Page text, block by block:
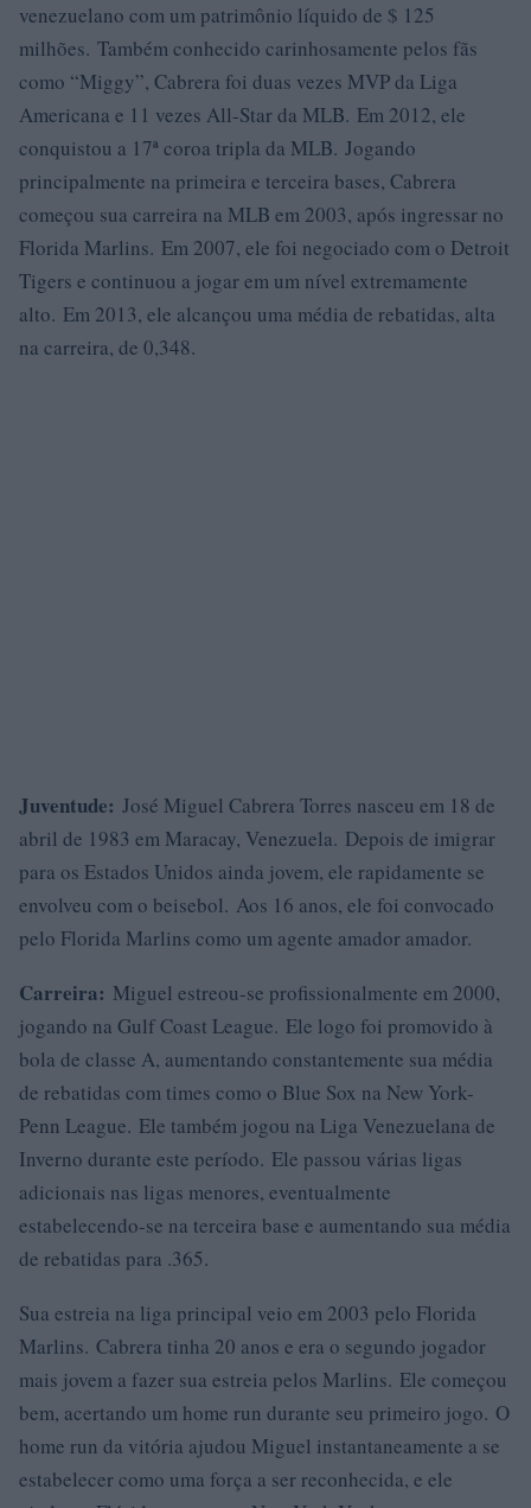
venezuelano com um patrimônio líquido de $ 125
milhões. Também conhecido carinhosamente pelos fãs
como “Miggy”, Cabrera foi duas vezes MVP da Liga
Americana e 11 vezes All-Star da MLB. Em 2012, ele
conquistou a 17ª coroa tripla da MLB. Jogando
principalmente na primeira e terceira bases, Cabrera
começou sua carreira na MLB em 2003, após ingressar no
Florida Marlins. Em 2007, ele foi negociado com o Detroit
Tigers e continuou a jogar em um nível extremamente
alto. Em 2013, ele alcançou uma média de rebatidas, alta
na carreira, de 0,348.
Juventude: José Miguel Cabrera Torres nasceu em 18 de
abril de 1983 em Maracay, Venezuela. Depois de imigrar
para os Estados Unidos ainda jovem, ele rapidamente se
envolveu com o beisebol. Aos 16 anos, ele foi convocado
pelo Florida Marlins como um agente amador amador.
Carreira: Miguel estreou-se profissionalmente em 2000,
jogando na Gulf Coast League. Ele logo foi promovido à
bola de classe A, aumentando constantemente sua média
de rebatidas com times como o Blue Sox na New York-
Penn League. Ele também jogou na Liga Venezuelana de
Inverno durante este período. Ele passou várias ligas
adicionais nas ligas menores, eventualmente
estabelecendo-se na terceira base e aumentando sua média
de rebatidas para .365.
Sua estreia na liga principal veio em 2003 pelo Florida
Marlins. Cabrera tinha 20 anos e era o segundo jogador
mais jovem a fazer sua estreia pelos Marlins. Ele começou
bem, acertando um home run durante seu primeiro jogo. O
home run da vitória ajudou Miguel instantaneamente a se
estabelecer como uma força a ser reconhecida, e ele